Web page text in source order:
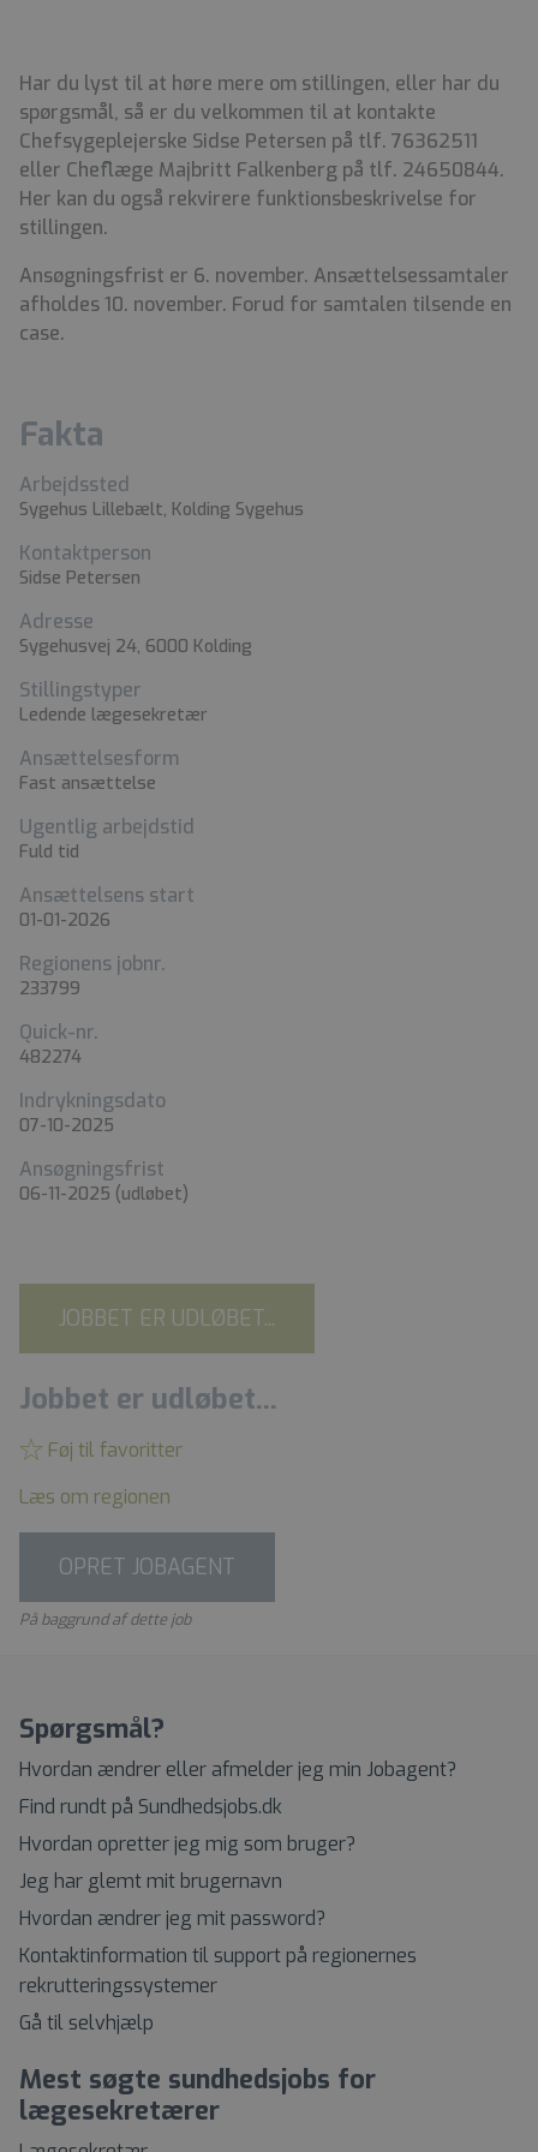
Har du lyst til at høre mere om stillingen, eller har du
spørgsmål, så er du velkommen til at kontakte
Chefsygeplejerske Sidse Petersen på tlf. 76362511
eller Cheflæge Majbritt Falkenberg på tlf. 24650844.
Her kan du også rekvirere funktionsbeskrivelse for
stillingen.
Ansøgningsfrist er 6. november. Ansættelsessamtaler
afholdes 10. november. Forud for samtalen tilsende en
case.
Fakta
Arbejdssted
Sygehus Lillebælt, Kolding Sygehus
Kontaktperson
Sidse Petersen
Adresse
Sygehusvej 24, 6000 Kolding
Stillingstyper
Ledende lægesekretær
Ansættelsesform
Fast ansættelse
Ugentlig arbejdstid
Fuld tid
Ansættelsens start
01-01-2026
Regionens jobnr.
233799
Quick-nr.
482274
Indrykningsdato
07-10-2025
Ansøgningsfrist
06-11-2025 (udløbet)
JOBBET ER UDLØBET...
Jobbet er udløbet...
Føj til favoritter
Læs om regionen
OPRET JOBAGENT
På baggrund af dette job
Spørgsmål?
Hvordan ændrer eller afmelder jeg min Jobagent?
Find rundt på Sundhedsjobs.dk
Hvordan opretter jeg mig som bruger?
Jeg har glemt mit brugernavn
Hvordan ændrer jeg mit password?
Kontaktinformation til support på regionernes
rekrutteringssystemer
Gå til selvhjælp
Mest søgte sundhedsjobs for
lægesekretærer